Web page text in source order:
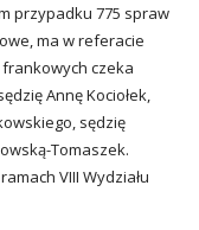
przypadku 775 spraw
ma w referacie
czeka
Annę Kociołek,
sędzię
Tomaszek.
VIII Wydziału